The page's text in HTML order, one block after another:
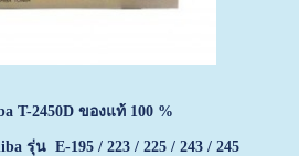
T-2450Dของแท้ 100 %
รุ่น E-195 / 223 / 225 / 243 / 245